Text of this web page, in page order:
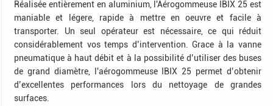
Réalisée entièrement en aluminium, l'Aérogommeuse IBIX 25 est
maniable et légere, rapide à mettre en oeuvre et facile à
transporter. Un seul opérateur est nécessaire, ce qui réduit
considérablement vos temps d’intervention. Grace à la vanne
pneumatique à haut débit et à la possibilité d’utiliser des buses
de grand diamètre, l'aérogommeuse IBIX 25 permet d’obtenir
d’excellentes performances lors du nettoyage de grandes
surfaces.